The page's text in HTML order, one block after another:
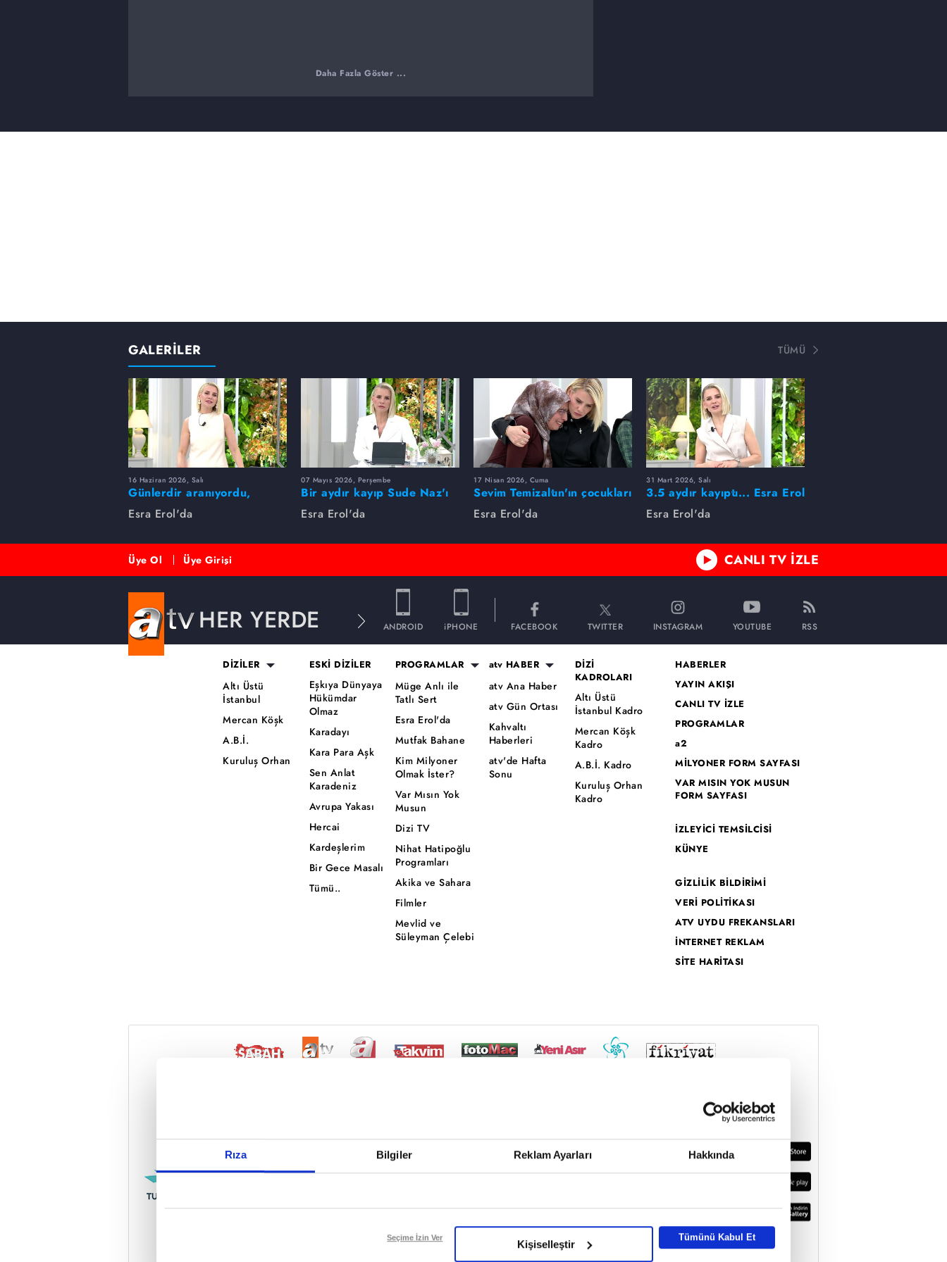
Rıza Bilgiler Reklam Ayarları Hakkında
Reddet
Seçime İzin Ver
Kişiselleştir
Tümünü Kabul Et
Daha Fazla Göster ...
GALERİLER TÜMÜ
16 Haziran 2026, Salı
Günlerdir aranıyordu,
dakikalar içinde bulundu!
Esra Erol'da
07 Mayıs 2026, Perşembe
Bir aydır kayıp Sude Naz'ı
Esra Erol buldu
Esra Erol'da
17 Nisan 2026, Cuma
Sevim Temizaltın'ın çocukları
nerede?
Esra Erol'da
31 Mart 2026, Salı
3.5 aydır kayıptı... Esra Erol
buldu!
Esra Erol'da
Üye Ol Üye Girişi CANLI TV İZLE
HER YERDE ANDROID iPHONE FACEBOOK TWITTER INSTAGRAM YOUTUBE RSS
DİZİLER
Altı Üstü
İstanbul
Mercan Köşk
A.B.İ.
Kuruluş Orhan
ESKİ DİZİLER
Eşkıya Dünyaya
Hükümdar
Olmaz
Karadayı
Kara Para Aşk
Sen Anlat
Karadeniz
Avrupa Yakası
Hercai
Kardeşlerim
Bir Gece Masalı
Tümü..
PROGRAMLAR
Müge Anlı ile
Tatlı Sert
Esra Erol'da
Mutfak Bahane
Kim Milyoner
Olmak İster?
Var Mısın Yok
Musun
Dizi TV
Nihat Hatipoğlu
Programları
Akika ve Sahara
Filmler
Mevlid ve
Süleyman Çelebi
atv HABER
atv Ana Haber
atv Gün Ortası
Kahvaltı
Haberleri
atv'de Hafta
Sonu
DİZİ
KADROLARI
Altı Üstü
İstanbul Kadro
Mercan Köşk
Kadro
A.B.İ. Kadro
Kuruluş Orhan
Kadro
HABERLER
YAYIN AKIŞI
CANLI TV İZLE
PROGRAMLAR
a2
MİLYONER FORM SAYFASI
VAR MISIN YOK MUSUN
FORM SAYFASI
İZLEYİCİ TEMSİLCİSİ
KÜNYE
GİZLİLİK BİLDİRİMİ
VERİ POLİTİKASI
ATV UYDU FREKANSLARI
İNTERNET REKLAM
SİTE HARİTASI